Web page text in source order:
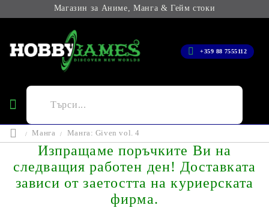
Магазин за Аниме, Манга & Гейм стоки
+359 88 7555112
Манга Манга: Given vol. 4
Изпращаме поръчките Ви на
следващия работен ден! Доставката
зависи от заетостта на куриерската
фирма.